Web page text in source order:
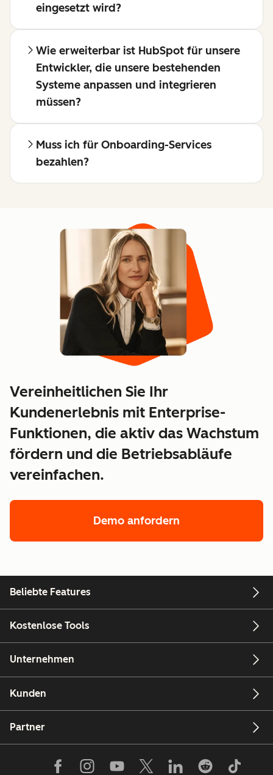
eingesetzt wird?
Wie erweiterbar ist HubSpot für unsere
Entwickler, die unsere bestehenden
Systeme anpassen und integrieren
müssen?
Muss ich für Onboarding-Services
bezahlen?
Vereinheitlichen Sie Ihr
Kundenerlebnis mit Enterprise-
Funktionen, die aktiv das Wachstum
fördern und die Betriebsabläufe
vereinfachen.
Demo anfordern
Beliebte Features
Kostenlose Tools
Unternehmen
Kunden
Partner